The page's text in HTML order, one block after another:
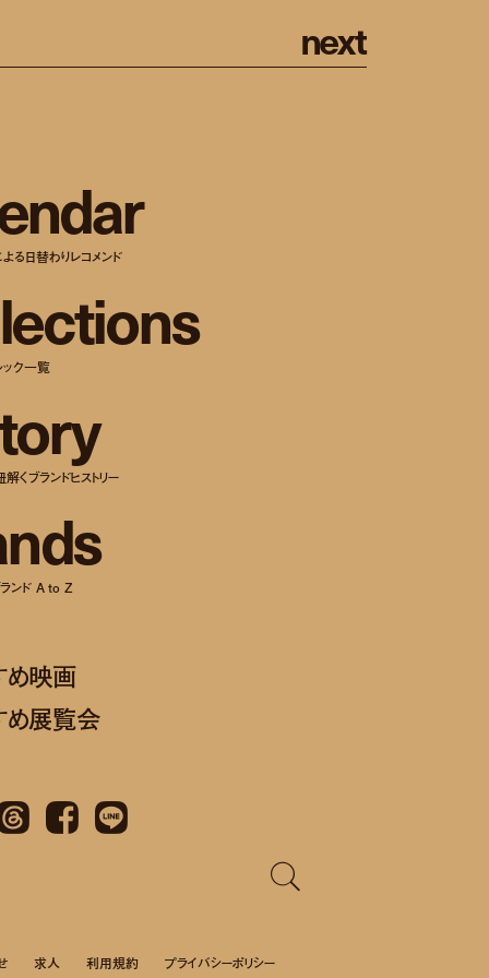
next
ndar
る日替わりレコメンド
ections
ック一覧
ory
くブランドヒストリー
nds
ランド A to Z
映画
展覧会
Facebook LINE
求人 利用規約 プライバシーポリシー